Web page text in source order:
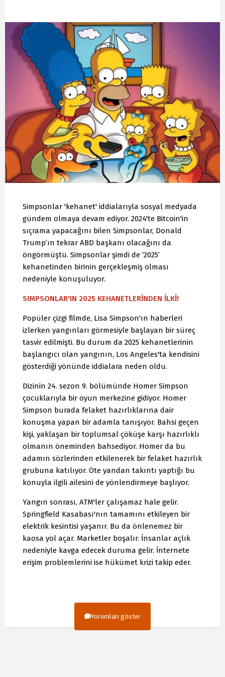
Simpsonlar 'kehanet' iddialarıyla sosyal medyada
gündem olmaya devam ediyor. 2024'te Bitcoin'in
sıçrama yapacağını bilen Simpsonlar, Donald
Trump’ın tekrar ABD başkanı olacağını da
öngörmüştü. Simpsonlar şimdi de ‘2025’
kehanetinden birinin gerçekleşmiş olması
nedeniyle konuşuluyor.
SIMPSONLAR'IN 2025 KEHANETLERİNDEN İLKİ!
Popüler çizgi filmde, Lisa Simpson'ın haberleri
izlerken yangınları görmesiyle başlayan bir süreç
tasvir edilmişti. Bu durum da 2025 kehanetlerinin
başlangıcı olan yangının, Los Angeles'ta kendisini
gösterdiği yönünde iddialara neden oldu.
Dizinin 24. sezon 9. bölümünde Homer Simpson
çocuklarıyla bir oyun merkezine gidiyor. Homer
Simpson burada felaket hazırlıklarına dair
konuşma yapan bir adamla tanışıyor. Bahsi geçen
kişi, yaklaşan bir toplumsal çöküşe karşı hazırlıklı
olmanın öneminden bahsediyor. Homer da bu
adamın sözlerinden etkilenerek bir felaket hazırlık
grubuna katılıyor. Öte yandan takıntı yaptığı bu
konuyla ilgili ailesini de yönlendirmeye başlıyor.
Yangın sonrası, ATM'ler çalışamaz hale gelir.
Springfield Kasabası'nın tamamını etkileyen bir
elektrik kesintisi yaşanır. Bu da önlenemez bir
kaosa yol açar. Marketler boşalır. İnsanlar açlık
nedeniyle kavga edecek duruma gelir. İnternete
erişim problemlerini ise hükümet krizi takip eder.
Yorumları göster